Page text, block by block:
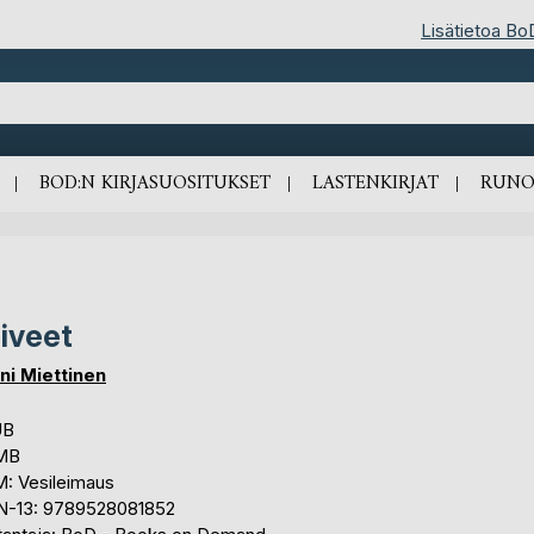
Lisätietoa
BOD:N KIRJASUOSITUKSET LASTENKIRJAT
Miettinen
Vesileimaus
13: 9789528081852